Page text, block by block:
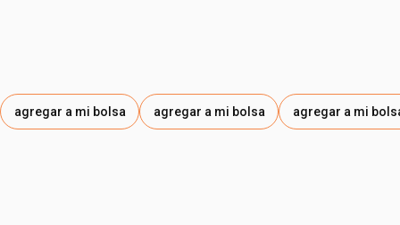
agregar a mi bolsa agregar a mi bolsa agregar a mi